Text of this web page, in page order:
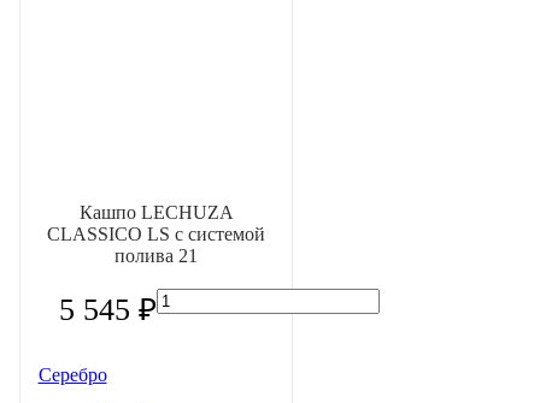
Кашпо LECHUZA
CLASSICO LS с системой
полива 21
5 545 ₽
Серебро